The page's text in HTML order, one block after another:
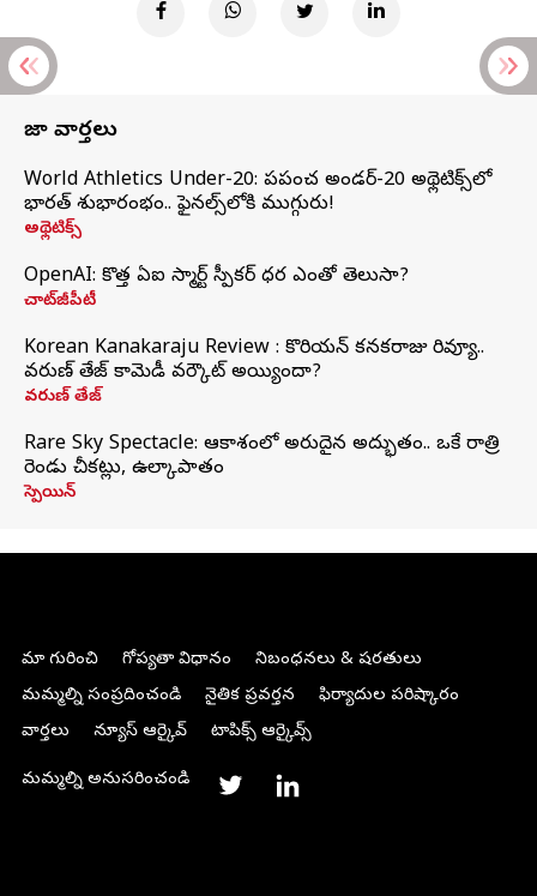
తాజా వార్తలు
World Athletics Under-20: ప్రపంచ అండర్-20 అథ్లెటిక్స్‌లో
భారత్‌ శుభారంభం.. ఫైనల్స్‌లోకి ముగ్గురు!
అథ్లెటిక్స్
OpenAI: కొత్త ఏఐ స్మార్ట్ స్పీకర్ ధర ఎంతో తెలుసా?
చాట్‌జీపీటీ
Korean Kanakaraju Review : కొరియన్ కనకరాజు రివ్యూ..
వరుణ్ తేజ్ కామెడీ వర్కౌట్ అయ్యిందా?
వరుణ్ తేజ్
Rare Sky Spectacle: ఆకాశంలో అరుదైన అద్భుతం.. ఒకే రాత్రి
రెండు చీకట్లు, ఉల్కాపాతం
స్పెయిన్
మా గురించి గోప్యతా విధానం
నిబంధనలు & షరతులు
మమ్మల్ని సంప్రదించండి
నైతిక ప్రవర్తన
ఫిర్యాదుల పరిష్కారం
వార్తలు
న్యూస్ ఆర్కైవ్ టాపిక్స్ ఆర్కైవ్స్
మమ్మల్ని అనుసరించండి